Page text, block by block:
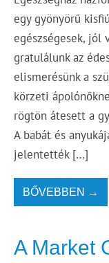
egy gyönyörű
egészségesek, jól
gratulálunk az
elismerésünk a
körzeti
rögtön átesett a
A babát és
jelentették […]
BŐVEBBEN →
A Market